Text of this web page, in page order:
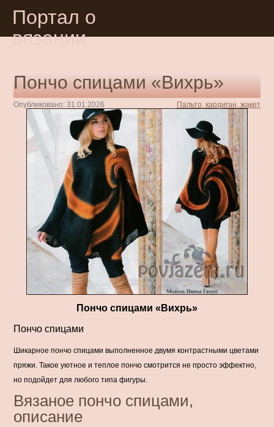
Портал о
вязании
Пончо спицами «Вихрь»
Опубликовано: 31.01.2026 Пальто, кардиган, жакет
Пончо спицами «Вихрь»
Пончо спицами
Шикарное пончо спицами выполненное двумя контрастными цветами
пряжи. Такое уютное и теплое пончо смотрится не просто эффектно,
но подойдет для любого типа фигуры.
Вязаное пончо спицами,
описание